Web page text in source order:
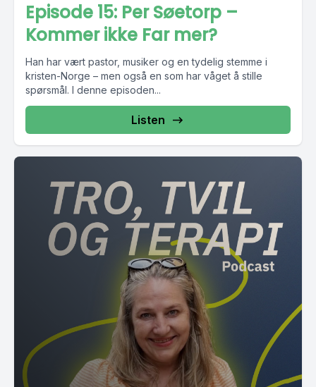
Episode 15: Per Søetorp –
Kommer ikke Far mer?
Han har vært pastor, musiker og en tydelig stemme i
kristen-Norge – men også en som har våget å stille
spørsmål. I denne episoden...
Listen